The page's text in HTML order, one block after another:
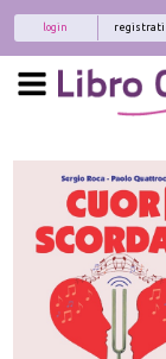
registrati
login